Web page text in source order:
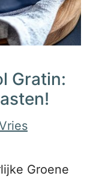
Gratin:
Groene